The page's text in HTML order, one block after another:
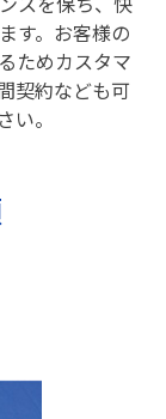
スを保ち、快
す。お客様の
ためカスタマ
契約なども可
い。